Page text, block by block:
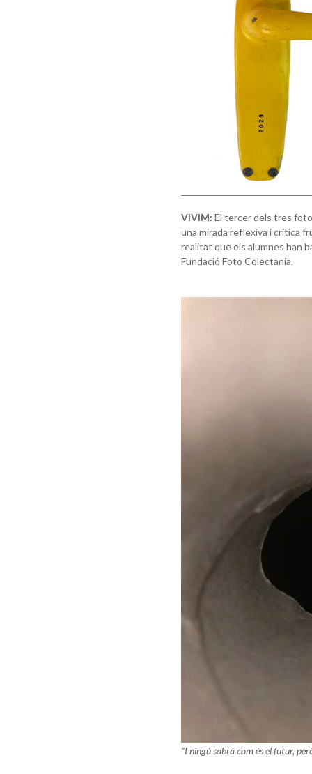
VIVIM: El tercer dels tres
una mirada reflexiva i crítica
realitat que els alumnes han
Fundació Foto Colectania.
“I ningú sabrà com és el futur,